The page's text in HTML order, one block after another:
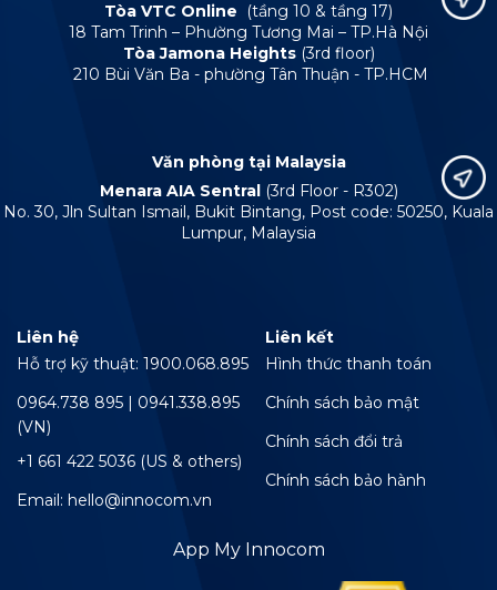
Tòa VTC Online
(tầng 10 & tầng 17)
18 Tam Trinh – Phường Tương Mai – TP.Hà Nội
Tòa Jamona Heights (3rd floor)
210 Bùi Văn Ba - phường Tân Thuận - TP.HCM
Văn phòng tại Malaysia
Menara AIA Sentral (3rd Floor - R302)
No. 30, Jln Sultan Ismail, Bukit Bintang, Post code: 50250, Kuala
Lumpur, Malaysia
Liên hệ
Hỗ trợ kỹ thuật: 1900.068.895
0964.738 895 | 0941.338.895
(VN)
+1 661 422 5036 (US & others)
Email: hello@innocom.vn
Liên kết
Hình thức thanh toán
Chính sách bảo mật
Chính sách đổi trả
Chính sách bảo hành
App My Innocom